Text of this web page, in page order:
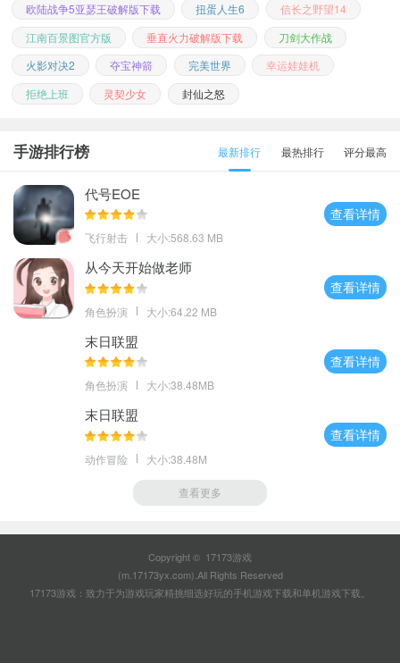
欧陆战争5亚瑟王破解版下载
扭蛋人生6
信长之野望14
江南百景图官方版
垂直火力破解版下载
刀剑大作战
火影对决2
夺宝神箭 完美世界
幸运娃娃机
拒绝上班
灵契少女 封仙之怒
手游排行榜 最新排行 最热排行 评分最高
代号EOE
飞行射击 大小:568.63 MB
查看详情
从今天开始做老师
角色扮演 大小:64.22 MB
查看详情
末日联盟
角色扮演 大小:38.48MB
查看详情
末日联盟
动作冒险 大小:38.48M
查看详情
查看更多
Copyright © 17173游戏
(m.17173yx.com).All Rights Reserved
17173游戏：致力于为游戏玩家精挑细选好玩的手机游戏下载和单机游戏下载。